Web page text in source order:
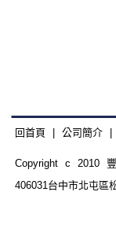
回首頁 公司簡介|
Copyright c 2010
406031台中市北屯區